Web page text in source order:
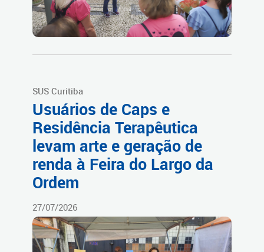
SUS Curitiba
Usuários de Caps e
Residência Terapêutica
levam arte e geração de
renda à Feira do Largo da
Ordem
27/07/2026